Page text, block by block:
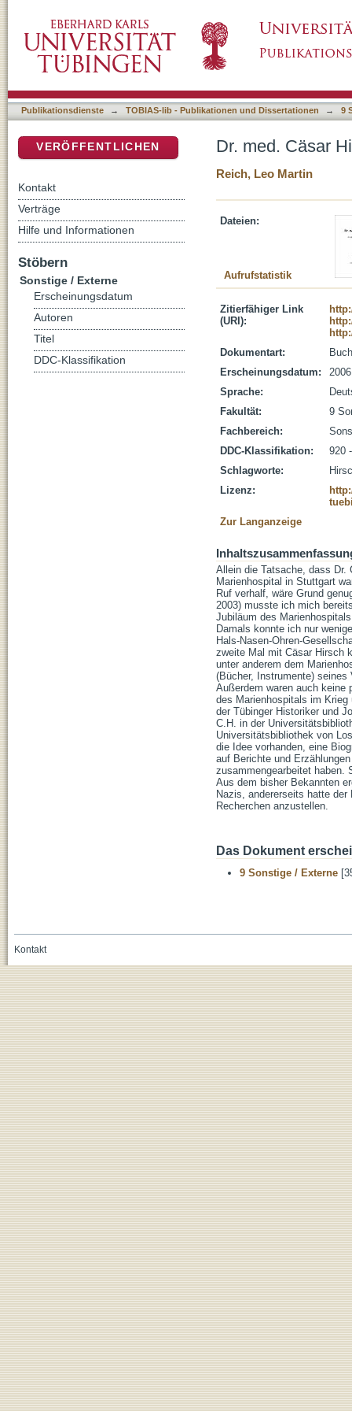
Publikationsdienste → TOBIAS-lib - Publikationen und Dissertationen → 9
Dr. med. Cäsar
Reich, Leo Martin
Dateien:
Aufrufstatistik
Zitierfähiger Link
(URI):
Dokumentart:
Buch
Erscheinungsdatum:
2006
Sprache:
Fakultät:
9
Fachbereich:
DDC-Klassifikation:
920
Schlagworte:
Lizenz:
Zur Langanzeige
Allein die Tatsache, dass Dr.
Marienhospital in Stuttgart
Ruf verhalf, wäre Grund
2003) musste ich mich
Jubiläum des
Damals konnte ich nur
Hals-Nasen-Ohren-
zweite Mal mit Cäsar Hirsch
unter anderem dem
(Bücher, Instrumente)
Außerdem waren auch keine
des Marienhospitals im
der Tübinger Historiker und
C.H. in der
Universitätsbibliothek von
die Idee vorhanden, eine
auf Berichte und
zusammengearbeitet haben.
Aus dem bisher Bekannten
Nazis, andererseits hatte
Recherchen anzustellen.
Das Dokument
9 Sonstige / Externe
VERÖFFENTLICHEN
Kontakt
Verträge
Hilfe und Informationen
Stöbern
Sonstige / Externe
Erscheinungsdatum
Autoren
Titel
DDC-Klassifikation
Kontakt